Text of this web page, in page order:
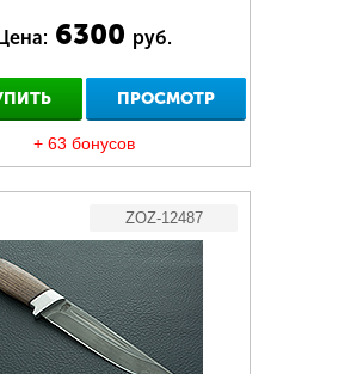
6300 руб.
ПРОСМОТР
+ 63 бонусов
ZOZ-12487